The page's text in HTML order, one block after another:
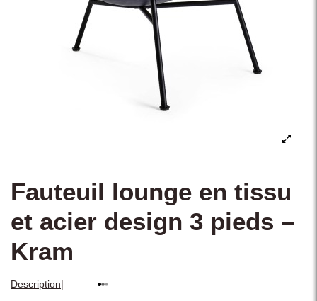
Fauteuil lounge en tissu
et acier design 3 pieds –
Kram
Description|